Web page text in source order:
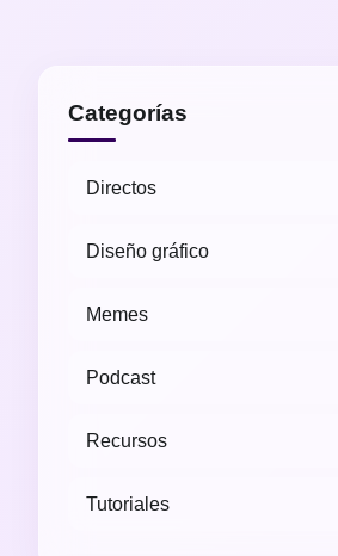
Categorías
Directos
Diseño gráfico
Memes
Podcast
Recursos
Tutoriales